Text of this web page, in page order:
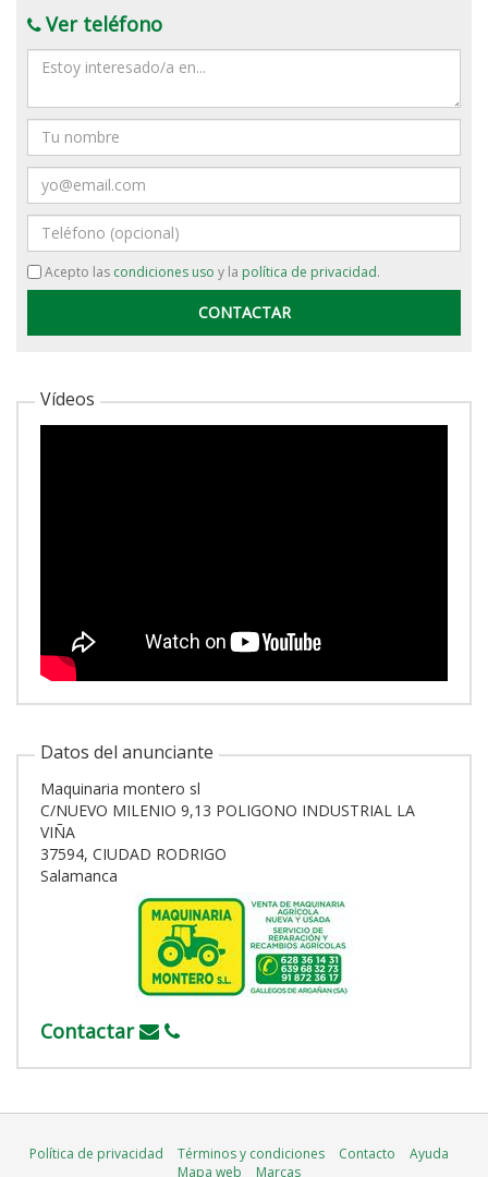
Ver teléfono
Mensaje
Nombre
Email
Teléfono
Acepto las condiciones uso y la política de privacidad.
Vídeos
Datos del anunciante
Maquinaria montero sl
C/NUEVO MILENIO 9,13 POLIGONO INDUSTRIAL LA
VIÑA
37594, CIUDAD RODRIGO
Salamanca
Contactar
Política de privacidad Términos y condiciones Contacto
Ayuda
Mapa web
Marcas